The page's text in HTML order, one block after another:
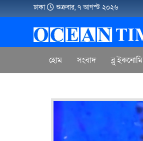
ঢাকা শুক্রবার, ৭ আগস্ট ২০২৬
হোম সংবাদ ব্লু ইকনোমি